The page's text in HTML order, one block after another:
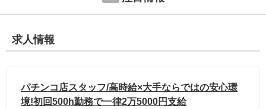
求人情報
パチンコ店スタッフ/高時給×大手ならではの安心環
境!初回500h勤務で一律2万5000円支給